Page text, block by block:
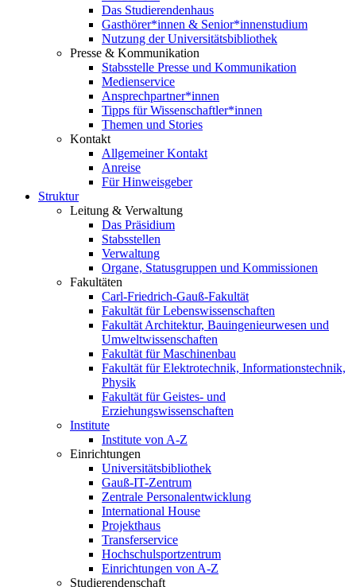
Das Studierendenhaus
Gasthörer*innen & Senior*innenstudium
Nutzung der Universitätsbibliothek
Presse & Kommunikation
Stabsstelle Presse und Kommunikation
Medienservice
Ansprechpartner*innen
Tipps für Wissenschaftler*innen
Themen und Stories
Kontakt
Allgemeiner Kontakt
Anreise
Für Hinweisgeber
Struktur
Leitung & Verwaltung
Das Präsidium
Stabsstellen
Verwaltung
Organe, Statusgruppen und Kommissionen
Fakultäten
Carl-Friedrich-Gauß-Fakultät
Fakultät für Lebenswissenschaften
Fakultät Architektur, Bauingenieurwesen und
Umweltwissenschaften
Fakultät für Maschinenbau
Fakultät für Elektrotechnik, Informationstechnik,
Physik
Fakultät für Geistes- und
Erziehungswissenschaften
Institute
Institute von A-Z
Einrichtungen
Universitätsbibliothek
Gauß-IT-Zentrum
Zentrale Personalentwicklung
International House
Projekthaus
Transferservice
Hochschulsportzentrum
Einrichtungen von A-Z
Studierendenschaft